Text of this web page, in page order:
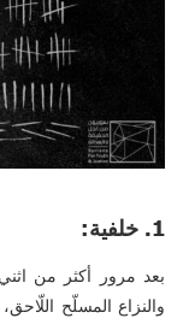
1. خلفية:
بعد مرور أكثر من
والنزاع المسلّح